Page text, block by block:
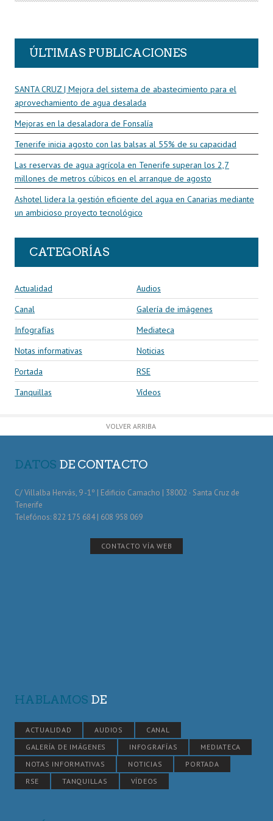
O
ÚLTIMAS PUBLICACIONES
SANTA CRUZ | Mejora del sistema de abastecimiento para el
aprovechamiento de agua desalada
Mejoras en la desaladora de Fonsalía
Tenerife inicia agosto con las balsas al 55% de su capacidad
Las reservas de agua agrícola en Tenerife superan los 2,7
millones de metros cúbicos en el arranque de agosto
Ashotel lidera la gestión eficiente del agua en Canarias mediante
un ambicioso proyecto tecnológico
CATEGORÍAS
Actualidad
Audios
Canal
Galería de imágenes
Infografías
Mediateca
Notas informativas
Noticias
Portada
RSE
Tanquillas
Vídeos
VOLVER ARRIBA
DATOS DE CONTACTO
C/ Villalba Hervás, 9 -1º | Edificio Camacho | 38002 · Santa Cruz de
Tenerife
Telefónos: 822 175 684 | 608 958 069
CONTACTO VÍA WEB
HABLAMOS DE
ACTUALIDAD AUDIOS
CANAL
GALERÍA DE IMÁGENES
INFOGRAFÍAS
MEDIATECA
NOTAS INFORMATIVAS
NOTICIAS
PORTADA
RSE
TANQUILLAS VÍDEOS